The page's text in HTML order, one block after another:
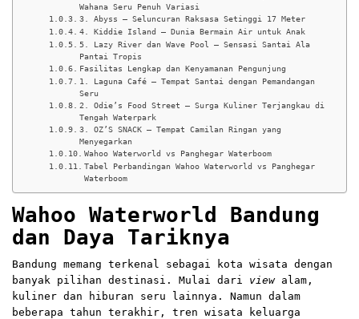
Wahana Seru Penuh Variasi
3. Abyss – Seluncuran Raksasa Setinggi 17 Meter
4. Kiddie Island – Dunia Bermain Air untuk Anak
5. Lazy River dan Wave Pool – Sensasi Santai Ala
Pantai Tropis
Fasilitas Lengkap dan Kenyamanan Pengunjung
1. Laguna Café – Tempat Santai dengan Pemandangan
Seru
2. Odie’s Food Street – Surga Kuliner Terjangkau di
Tengah Waterpark
3. OZ’S SNACK – Tempat Camilan Ringan yang
Menyegarkan
Wahoo Waterworld vs Panghegar Waterboom
Tabel Perbandingan Wahoo Waterworld vs Panghegar
Waterboom
Wahoo Waterworld Bandung
dan Daya Tariknya
Bandung memang terkenal sebagai kota wisata dengan
banyak pilihan destinasi. Mulai dari viewalam,
kuliner dan hiburan seru lainnya. Namun dalam
beberapa tahun terakhir, tren wisata keluarga